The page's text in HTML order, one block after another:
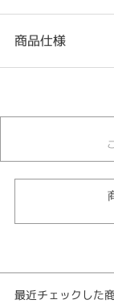
商品仕様
Ring
紹介文
diamond & diamond
ダイアモンド&ダイ
びに異なる表情を見
最近チェックした